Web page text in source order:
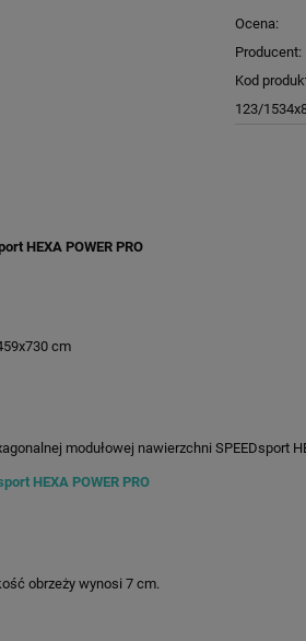
Ocena:
Producent:
Kod
123/
HEXA POWER PRO
cm
modułowej nawierzchni SPEEDsport
HEXA POWER PRO
obrzeży wynosi 7 cm.